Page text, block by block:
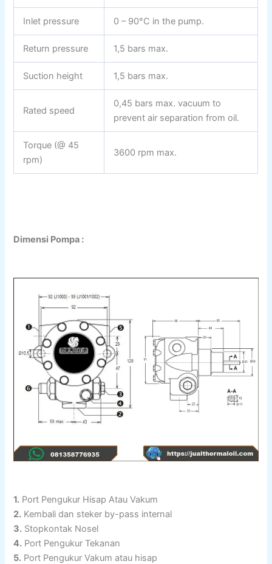
Inlet pressure 0 – 90°C in the pump.
Return pressure 1,5 bars max.
Suction height 1,5 bars max.
Rated speed
0,45 bars max. vacuum to
prevent air separation from oil.
Torque (@ 45
rpm)
3600 rpm max.
Dimensi Pompa :
1. Port Pengukur Hisap Atau Vakum
2. Kembali dan steker by-pass internal
3. Stopkontak Nosel
4. Port Pengukur Tekanan
5. Port Pengukur Vakum atau hisap